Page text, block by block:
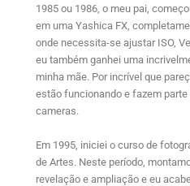
1985 ou 1986, o meu pai,
em uma Yashica FX,
onde necessita-se ajustar ISO,
eu também ganhei uma
minha mãe. Por incrível que
estão funcionando e fazem
cameras.
Em 1995, iniciei o curso de
de Artes. Neste período,
revelação e ampliação e eu